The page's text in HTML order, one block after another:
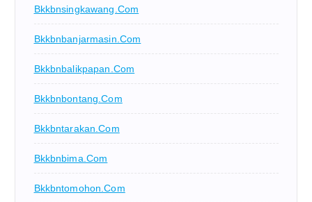
Bkkbnsingkawang.com
Bkkbnbanjarmasin.com
Bkkbnbalikpapan.com
Bkkbnbontang.com
Bkkbntarakan.com
Bkkbnbima.com
Bkkbntomohon.com